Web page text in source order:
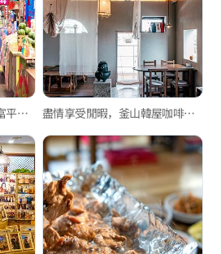
韓國首座美食主題公園，富平罐頭夜市 盡情享受閒暇，釜山韓屋咖啡廳3選